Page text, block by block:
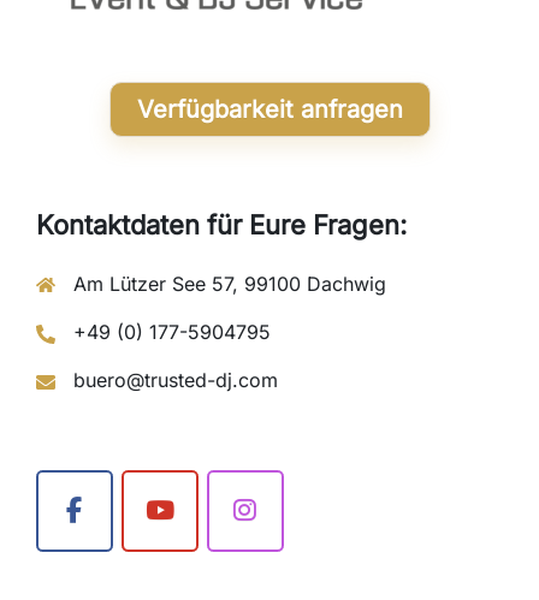
Verfügbarkeit anfragen
Kontaktdaten für Eure Fragen:
Am Lützer See 57, 99100 Dachwig
+49 (0) 177-5904795
buero@trusted-dj.com